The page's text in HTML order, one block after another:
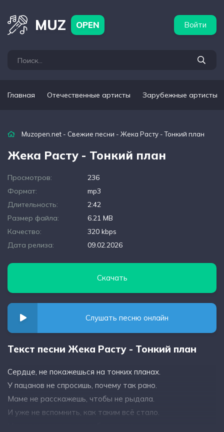
MUZ OPEN Войти
Главная Отечественные артисты Зарубежные артисты
Muzopen.net - Свежие песни - Жека Расту - Тонкий план
Жека Расту - Тонкий план
Просмотров:
236
Формат:
mp3
Длительность:
2:42
Размер файла:
6.21 MB
Качество:
320 kbps
Дата релиза:
09.02.2026
Скачать
Слушать песню онлайн
Текст песни Жека Расту - Тонкий план
Сердце, не покажешься на тонких планах.
У пацанов не спросишь, почему так рано.
Маме не расскажешь, чтобы не рыдала.
И уже не вспомнить, как таким всё стало.
артисты Популярные подборки